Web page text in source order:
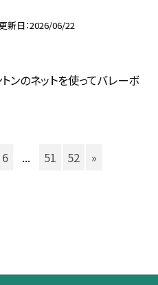
新日 2026/06/22
ンのネットを使ってバレーボ
6 ... 51 52 »